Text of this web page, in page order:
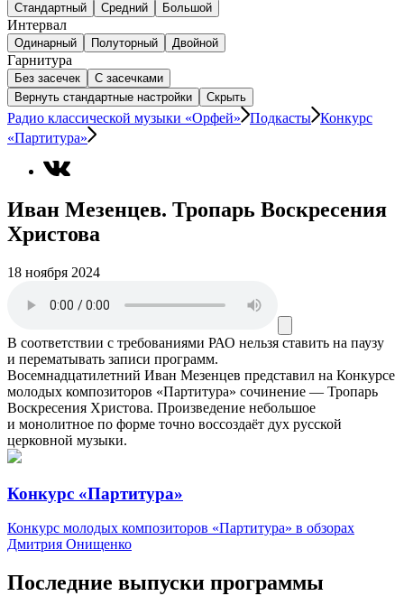
Стандартный Средний Большой
Интервал
Одинарный Полуторный Двойной
Гарнитура
Без засечек
С засечками
Вернуть стандартные настройки
Скрыть
Радио классической музыки «Орфей» Подкасты Конкурс
«Партитура»
Иван Мезенцев. Тропарь Воскресения
Христова
18 ноября 2024
В соответствии с требованиями РАО нельзя ставить на паузу
и перематывать записи программ.
Восемнадцатилетний Иван Мезенцев представил на Конкурсе
молодых композиторов «Партитура» сочинение — Тропарь
Воскресения Христова. Произведение небольшое
и монолитное по форме точно воссоздаёт дух русской
церковной музыки.
Конкурс «Партитура»
Конкурс молодых композиторов «Партитура» в обзорах
Дмитрия Онищенко
Последние выпуски программы